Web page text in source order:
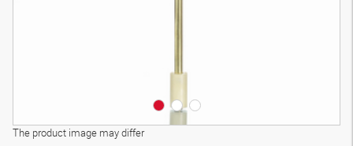
The product image may differ